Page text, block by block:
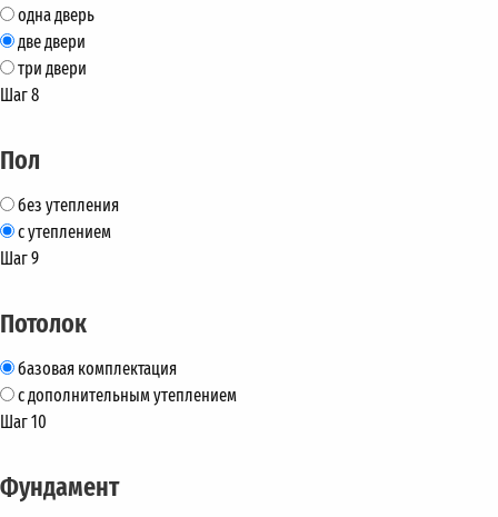
одна дверь
две двери
три двери
Шаг 8
Пол
без утепления
с утеплением
Шаг 9
Потолок
базовая комплектация
с дополнительным утеплением
Шаг 10
Фундамент